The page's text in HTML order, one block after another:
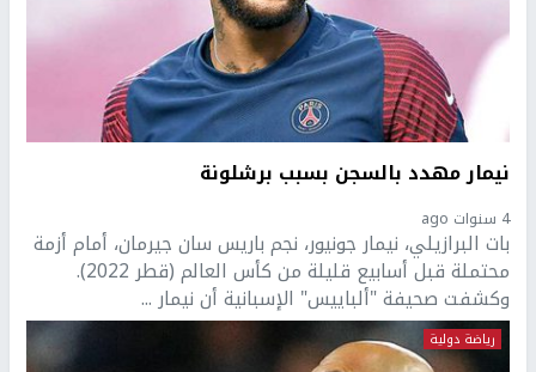
نيمار مهدد بالسجن بسبب برشلونة
4 سنوات ago
بات البرازيلي، نيمار جونيور، نجم باريس سان جيرمان، أمام أزمة
محتملة قبل أسابيع قليلة من كأس العالم (قطر 2022).
وكشفت صحيفة "ألباييس" الإسبانية أن نيمار ...
رياضة دولية